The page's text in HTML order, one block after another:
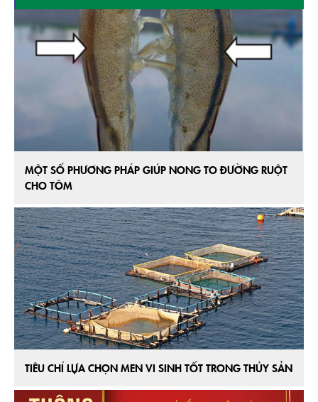
MỘT SỐ PHƯƠNG PHÁP GIÚP NONG TO ĐƯỜNG RUỘT
CHO TÔM
TIÊU CHÍ LỰA CHỌN MEN VI SINH TỐT TRONG THỦY SẢN